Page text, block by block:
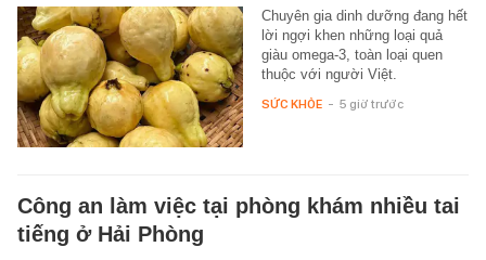
Chuyên gia dinh dưỡng đang hết
lời ngợi khen những loại quả
giàu omega-3, toàn loại quen
thuộc với người Việt.
SỨC KHỎE - 5 giờ trước
Công an làm việc tại phòng khám nhiều tai
tiếng ở Hải Phòng